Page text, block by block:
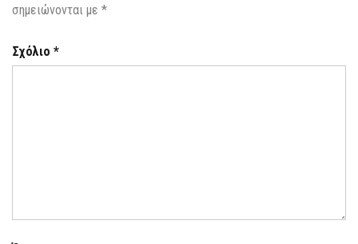
σημειώνονται με *
Σχόλιο *